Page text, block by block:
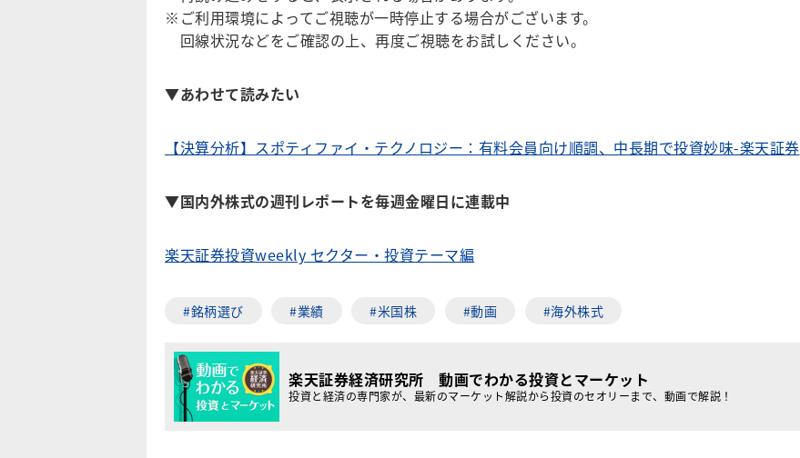
※ご利用環境によってご視聴が一時停止する場合がございます。
回線状況などをご確認の上、再度ご視聴をお試しください。
▼あわせて読みたい
【決算分析】スポティファイ・テクノロジー：有料会員向け順調、中長期で投資妙味-楽天証券
▼国内外株式の週刊レポートを毎週金曜日に連載中
楽天証券投資weekly セクター・投資テーマ編
#銘柄選び #業績 #米国株 #動画 #海外株式
楽天証券経済研究所 動画でわかる投資とマーケット
投資と経済の専門家が、最新のマーケット解説から投資のセオリーまで、動画で解説！